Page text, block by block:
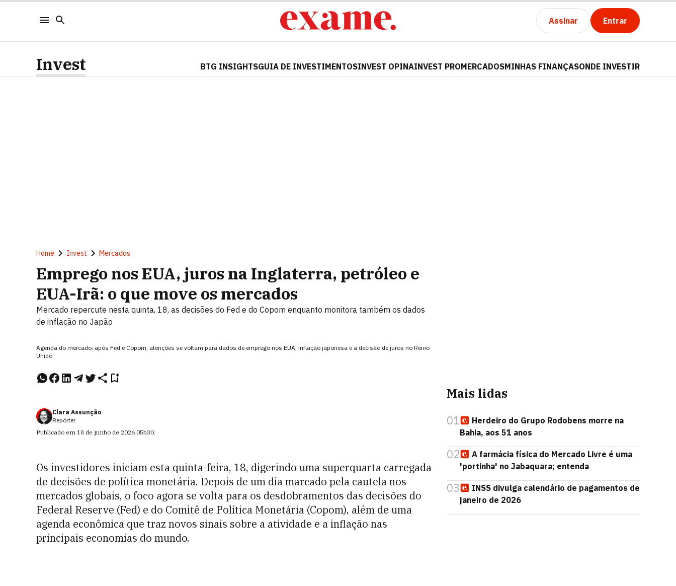
Assinar Entrar
Invest BTG INSIGHTSGUIA DE INVESTIMENTOSINVEST OPINAINVEST PROMERCADOSMINHAS FINANÇASONDE INVESTIR
Home Invest Mercados
Emprego nos EUA, juros na Inglaterra, petróleo e
EUA-Irã: o que move os mercados
Mercado repercute nesta quinta, 18, as decisões do Fed e do Copom enquanto monitora também os dados
de inflação no Japão
Agenda do mercado: após Fed e Copom, atenções se voltam para dados de emprego nos EUA, inflação japonesa e a decisão de juros no Reino
Unido
Clara Assunção
Repórter
Publicado em 18 de junho de 2026 05h30.
Os investidores iniciam esta quinta-feira, 18, digerindo uma superquarta carregada
de decisões de política monetária. Depois de um dia marcado pela cautela nos
mercados globais, o foco agora se volta para os desdobramentos das decisões do
Federal Reserve (Fed) e do Comitê de Política Monetária (Copom), além de uma
agenda econômica que traz novos sinais sobre a atividade e a inflação nas
principais economias do mundo.
Mais lidas
01
Herdeiro do Grupo Rodobens morre na
Bahia, aos 51 anos
02
A farmácia física do Mercado Livre é uma
'portinha' no Jabaquara; entenda
03
INSS divulga calendário de pagamentos de
janeiro de 2026